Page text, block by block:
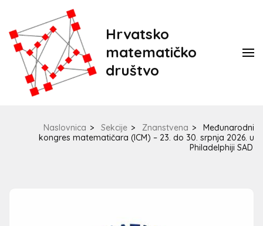
Hrvatsko
matematičko
društvo
Naslovnica > Sekcije > Znanstvena >
Međunarodni
kongres matematičara (ICM) – 23. do 30. srpnja 2026. u
Philadelphiji SAD